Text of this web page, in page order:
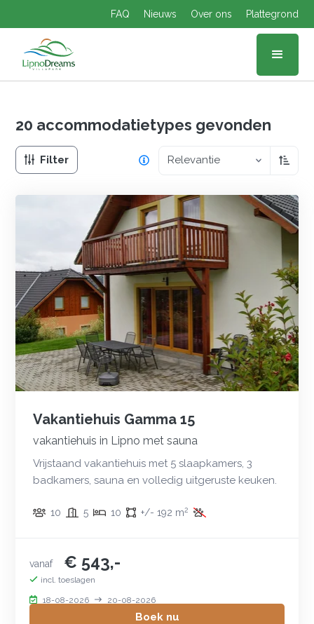
FAQ Nieuws Over ons Plattegrond
20 accommodatietypes gevonden
Filter Relevantie
Vakantiehuis Gamma 15
vakantiehuis in Lipno met sauna
Vrijstaand vakantiehuis met 5 slaapkamers, 3
badkamers, sauna en volledig uitgeruste keuken.
10 5 10 +/- 192 m2
vanaf € 543,-
incl. toeslagen
18-08-2026 20-08-2026
Boek nu